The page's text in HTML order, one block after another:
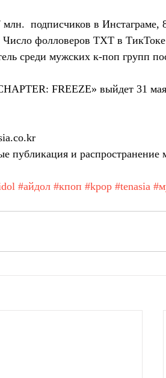
подписчиков в Инстаграме,
фолловеров TXT в ТикТоке
среди мужских к-поп групп
FREEZE» выйдет 31
и распространение
#айдол #кпоп #kpop #tenasia